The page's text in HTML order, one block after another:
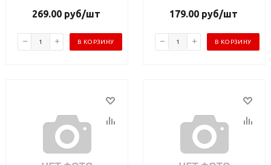
269.00руб/шт
В КОРЗИНУ
179.00руб/шт
В КОРЗИНУ